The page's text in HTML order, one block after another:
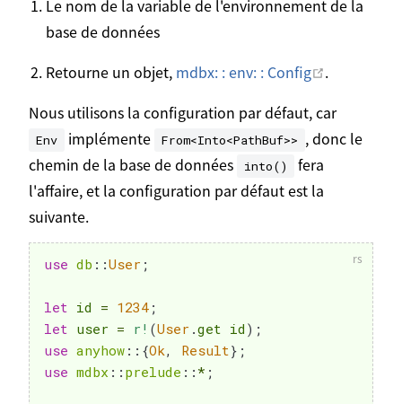
Le nom de la variable de l'environnement de la
base de données
Retourne un objet, mdbx: : env: : Config Ouvrir
.
Nous utilisons la configuration par défaut, car
Env implémente From<Into<PathBuf>> , donc le
chemin de la base de données
into()
fera
l'affaire, et la configuration par défaut est la
suivante.
use db ::User ;
let id = 1234 ;
let user = r! (User .get id ) ;
use anyhow :: {Ok, Result } ;
use mdbx :: prelude :: * ;